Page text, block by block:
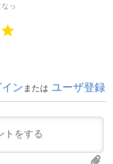
っ
イン または ユーザ登録